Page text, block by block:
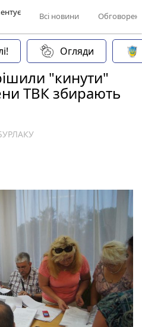
Всі новини
Огляди
"кинути"
ТВК збирають